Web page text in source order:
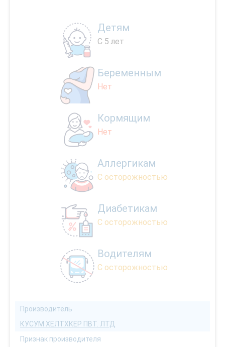
Детям
С 5 лет
Беременным
Нет
Кормящим
Нет
Аллергикам
С осторожностью
Диабетикам
С осторожностью
Водителям
С осторожностью
Производитель
КУСУМ ХЕЛТХКЕР ПВТ. ЛТД
Признак производителя